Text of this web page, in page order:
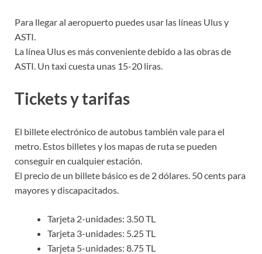
Para llegar al aeropuerto puedes usar las líneas Ulus y
ASTI.
La línea Ulus es más conveniente debido a las obras de
ASTI. Un taxi cuesta unas 15-20 liras.
Tickets y tarifas
El billete electrónico de autobus también vale para el
metro. Estos billetes y los mapas de ruta se pueden
conseguir en cualquier estación.
El precio de un billete básico es de 2 dólares. 50 cents para
mayores y discapacitados.
Tarjeta 2-unidades: 3.50 TL
Tarjeta 3-unidades: 5.25 TL
Tarjeta 5-unidades: 8.75 TL